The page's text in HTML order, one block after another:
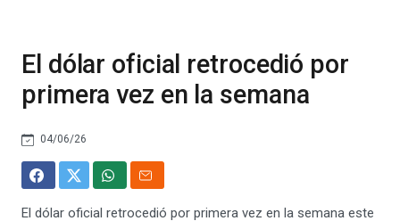
El dólar oficial retrocedió por
primera vez en la semana
04/06/26
El dólar oficial retrocedió por primera vez en la semana este